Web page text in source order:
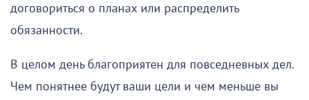
договориться о планах или распределить
обязанности.
В целом день благоприятен для повседневных дел.
Чем понятнее будут ваши цели и чем меньше вы